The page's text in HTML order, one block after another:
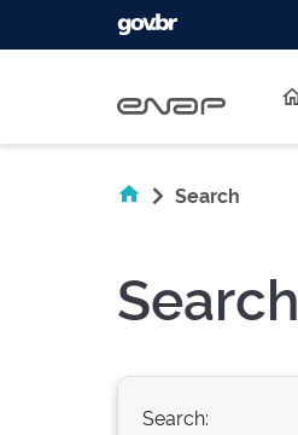
Search
Search
Search: